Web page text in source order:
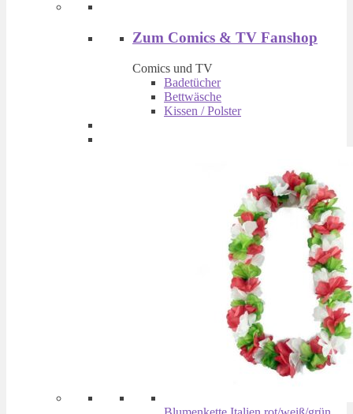
Zum Comics & TV Fanshop
Comics und TV
Badetücher
Bettwäsche
Kissen / Polster